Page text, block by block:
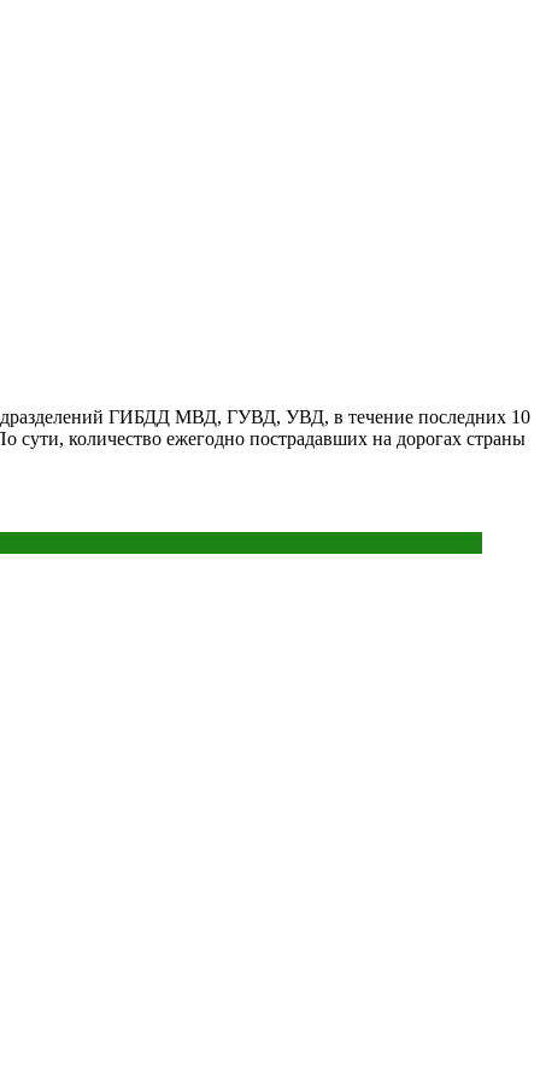
ГИБДД МВД, ГУВД, УВД, в течение последних 10
количество ежегодно пострадавших на дорогах страны